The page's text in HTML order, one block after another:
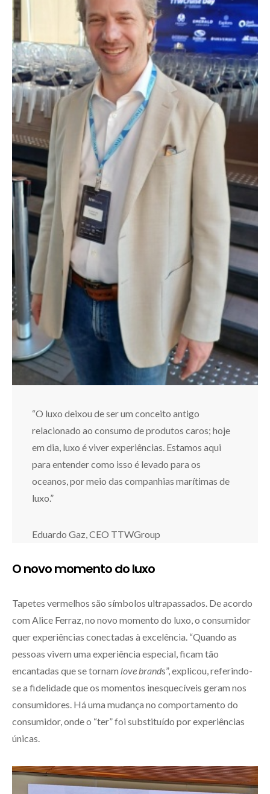
“O luxo deixou de ser um conceito antigo
relacionado ao consumo de produtos caros; hoje
em dia, luxo é viver experiências. Estamos aqui
para entender como isso é levado para os
oceanos, por meio das companhias marítimas de
luxo.”
Eduardo Gaz, CEO TTWGroup
O novo momento do luxo
Tapetes vermelhos são símbolos ultrapassados. De acordo
com Alice Ferraz, no novo momento do luxo, o consumidor
quer experiências conectadas à excelência. “Quando as
pessoas vivem uma experiência especial, ficam tão
encantadas que se tornam love brands”, explicou, referindo-
se a fidelidade que os momentos inesquecíveis geram nos
consumidores. Há uma mudança no comportamento do
consumidor, onde o “ter” foi substituído por experiências
únicas.